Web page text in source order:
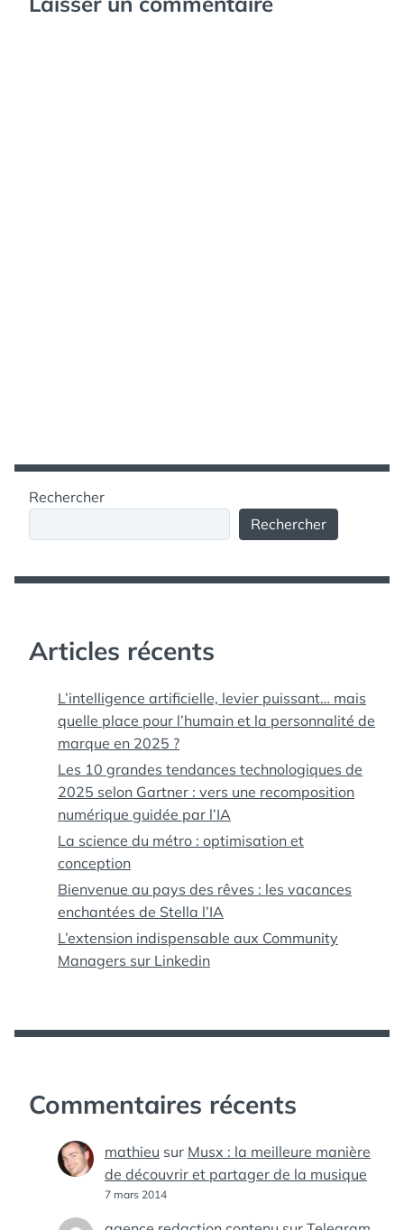
Rechercher
Rechercher
Articles récents
L’intelligence artificielle, levier puissant… mais
quelle place pour l’humain et la personnalité de
marque en 2025 ?
Les 10 grandes tendances technologiques de
2025 selon Gartner : vers une recomposition
numérique guidée par l’IA
La science du métro : optimisation et
conception
Bienvenue au pays des rêves : les vacances
enchantées de Stella l’IA
L’extension indispensable aux Community
Managers sur Linkedin
Commentaires récents
mathieu sur Musx : la meilleure manière
de découvrir et partager de la musique
7 mars 2014